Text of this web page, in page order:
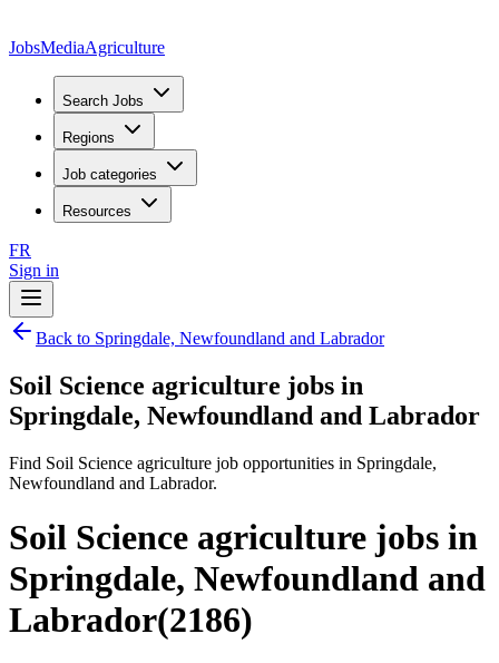
JobsMediaAgriculture
Search Jobs
Regions
Job categories
Resources
FR
Sign in
Back to Springdale, Newfoundland and Labrador
Soil Science agriculture jobs in
Springdale, Newfoundland and Labrador
Find Soil Science agriculture job opportunities in Springdale,
Newfoundland and Labrador.
Soil Science agriculture jobs in
Springdale, Newfoundland and
Labrador(2186)